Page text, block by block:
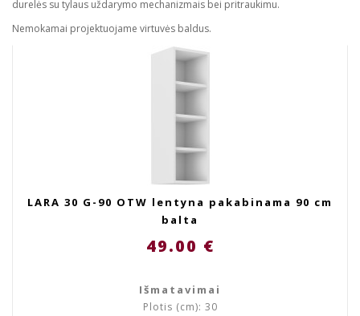
durelės su tylaus uždarymo mechanizmais bei pritraukimu.
Nemokamai projektuojame virtuvės baldus.
LARA 30 G-90 OTW lentyna pakabinama 90 cm
balta
49.00 €
Išmatavimai
Plotis (cm): 30